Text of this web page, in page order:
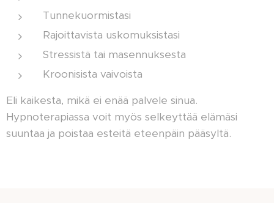
Tunnekuormistasi
Rajoittavista uskomuksistasi
Stressistä tai masennuksesta
Kroonisista vaivoista
Eli kaikesta, mikä ei enää palvele sinua.
Hypnoterapiassa voit myös selkeyttää elämäsi
suuntaa ja poistaa esteitä eteenpäin pääsyltä.